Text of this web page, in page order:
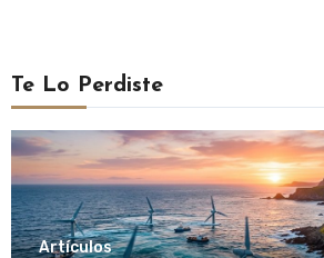
Te Lo Perdiste
Artículos